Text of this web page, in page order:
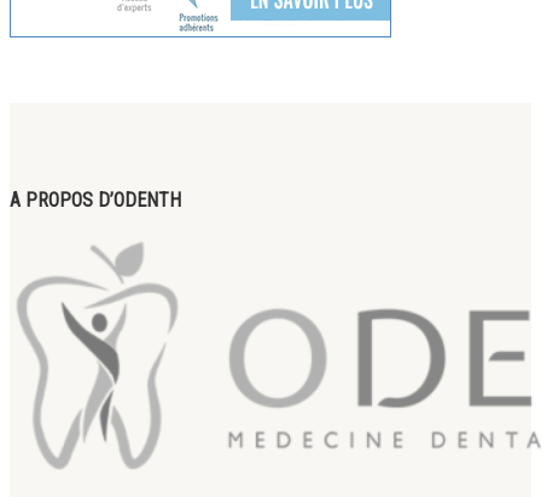
A PROPOS D’ODENTH